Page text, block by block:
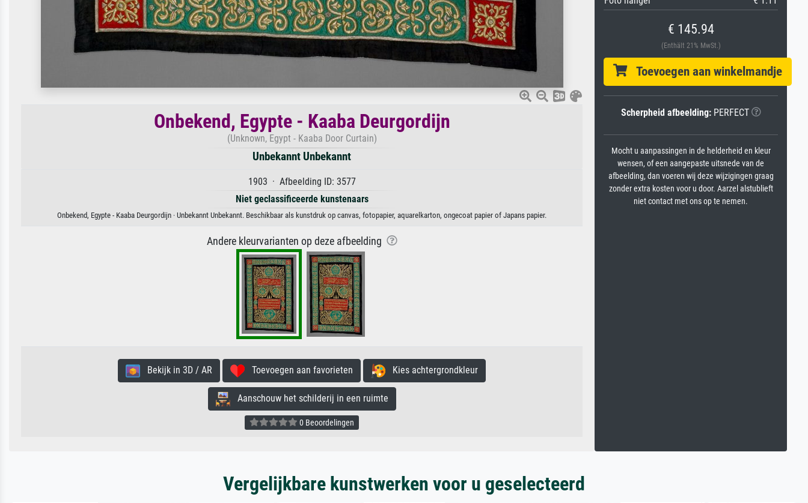
Onbekend, Egypte - Kaaba Deurgordijn
(Unknown, Egypt - Kaaba Door Curtain)
Unbekannt Unbekannt
1903 · Afbeelding ID: 3577
Niet geclassificeerde kunstenaars
Onbekend, Egypte - Kaaba Deurgordijn · Unbekannt Unbekannt. Beschikbaar als kunstdruk op canvas, fotopapier, aquarelkarton, ongecoat papier of Japans papier.
Andere kleurvarianten op deze afbeelding
Bekijk in 3D / AR Toevoegen aan favorieten Kies achtergrondkleur
Aanschouw het schilderij in een ruimte
0 Beoordelingen
€ 145.94
(Enthält 21% MwSt.)
Toevoegen aan winkelmandje
Scherpheid afbeelding:PERFECT
Mocht u aanpassingen in de helderheid en kleur
wensen, of een aangepaste uitsnede van de
afbeelding, dan voeren wij deze wijzigingen graag
zonder extra kosten voor u door. Aarzel alstublieft
niet contact met ons op te nemen.
Vergelijkbare kunstwerken voor u geselecteerd